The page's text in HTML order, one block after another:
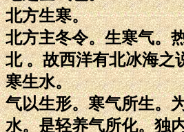
北方生寒。
北方主冬令。生寒气。
北 。故西洋有北冰海之
寒生水。
气以生形。寒气所生。
水。是轻养气所化。独